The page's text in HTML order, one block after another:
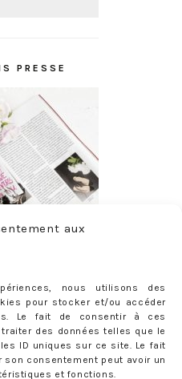
aux
nous utilisons des
pour stocker et/ou accéder
Le fait de consentir à ces
des données telles que le
ID uniques sur ce site. Le fait
consentement peut avoir un
et fonctions.
PRESSE